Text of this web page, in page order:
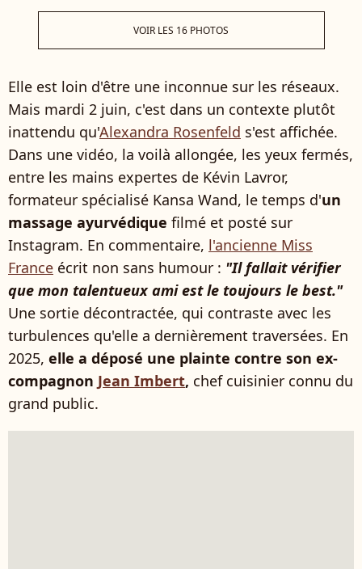
VOIR LES 16 PHOTOS
Elle est loin d'être une inconnue sur les réseaux.
Mais mardi 2 juin, c'est dans un contexte plutôt
inattendu qu'Alexandra Rosenfeld s'est affichée.
Dans une vidéo, la voilà allongée, les yeux fermés,
entre les mains expertes de Kévin Lavror,
formateur spécialisé Kansa Wand, le temps d'un
massage ayurvédique filmé et posté sur
Instagram. En commentaire, l'ancienne Miss
France écrit non sans humour : "Il fallait vérifier
que mon talentueux ami est le toujours le best."
Une sortie décontractée, qui contraste avec les
turbulences qu'elle a dernièrement traversées. En
2025, elle a déposé une plainte contre son ex-
compagnon Jean Imbert, chef cuisinier connu du
grand public.